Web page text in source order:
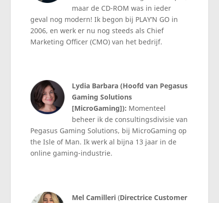
maar de CD-ROM was in ieder
geval nog modern! Ik begon bij PLAY’N GO in
2006, en werk er nu nog steeds als Chief
Marketing Officer (CMO) van het bedrijf.
Lydia Barbara (Hoofd van Pegasus
Gaming Solutions
[MicroGaming]): Momenteel
beheer ik de consultingsdivisie van
Pegasus Gaming Solutions, bij MicroGaming op
the Isle of Man. Ik werk al bijna 13 jaar in de
online gaming-industrie.
Mel Camilleri (Directrice Customer